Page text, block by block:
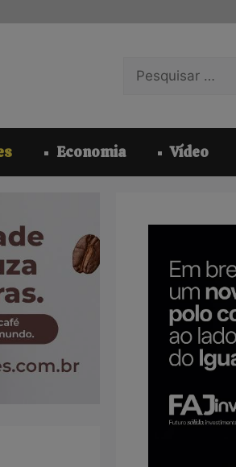
por:
Economia Vídeo